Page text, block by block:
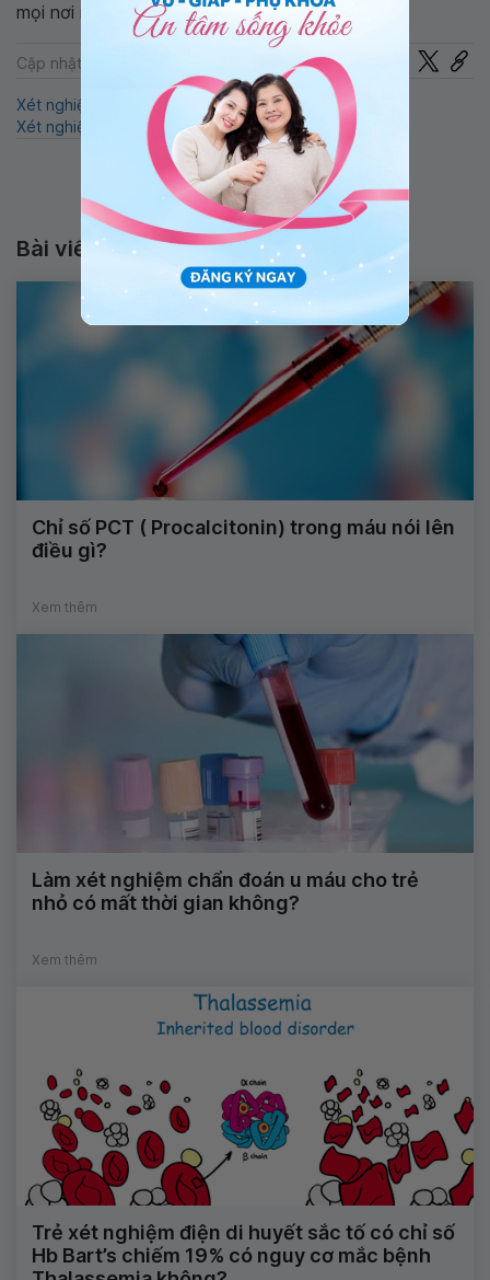
mọi nơi ngay trên ứng dụng.
Cập nhật: 22-07-2024 Chia sẻ
Xét nghiệm
xét nghiệm CRP
Xét nghiệm máu ngoại vi
Nồng độ CRP cao
Bài viết liên quan
Chỉ số PCT ( Procalcitonin) trong máu nói lên
điều gì?
Xem thêm
Làm xét nghiệm chẩn đoán u máu cho trẻ
nhỏ có mất thời gian không?
Xem thêm
Trẻ xét nghiệm điện di huyết sắc tố có chỉ số
Hb Bart’s chiếm 19% có nguy cơ mắc bệnh